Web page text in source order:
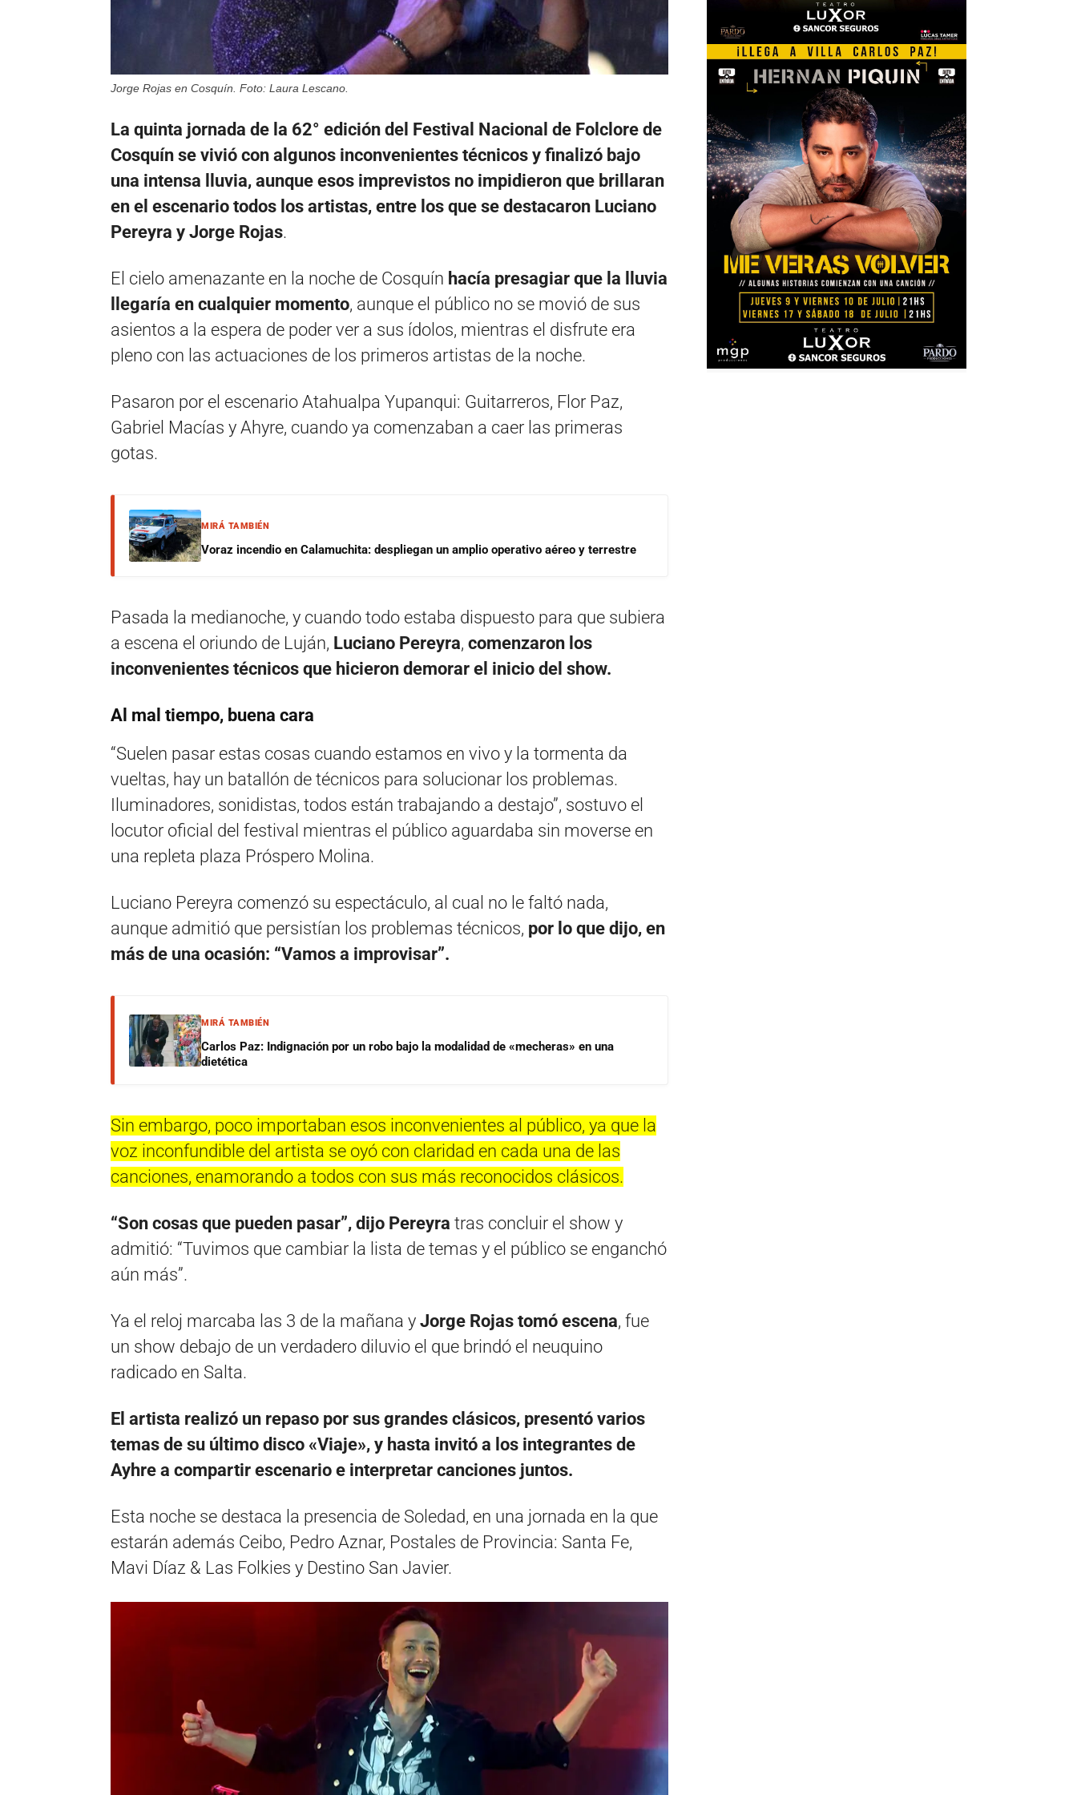
Jorge Rojas en Cosquín. Foto: Laura Lescano.
La quinta jornada de la 62° edición del Festival Nacional de Folclore de
Cosquín se vivió con algunos inconvenientes técnicos y finalizó bajo
una intensa lluvia, aunque esos imprevistos no impidieron que brillaran
en el escenario todos los artistas, entre los que se destacaron Luciano
Pereyra y Jorge Rojas.
El cielo amenazante en la noche de Cosquín hacía presagiar que la lluvia
llegaría en cualquier momento, aunque el público no se movió de sus
asientos a la espera de poder ver a sus ídolos, mientras el disfrute era
pleno con las actuaciones de los primeros artistas de la noche.
Pasaron por el escenario Atahualpa Yupanqui: Guitarreros, Flor Paz,
Gabriel Macías y Ahyre, cuando ya comenzaban a caer las primeras
gotas.
MIRÁ TAMBIÉN
Voraz incendio en Calamuchita: despliegan un amplio operativo aéreo y terrestre
Pasada la medianoche, y cuando todo estaba dispuesto para que subiera
a escena el oriundo de Luján, Luciano Pereyra, comenzaron los
inconvenientes técnicos que hicieron demorar el inicio del show.
Al mal tiempo, buena cara
“Suelen pasar estas cosas cuando estamos en vivo y la tormenta da
vueltas, hay un batallón de técnicos para solucionar los problemas.
Iluminadores, sonidistas, todos están trabajando a destajo”, sostuvo el
locutor oficial del festival mientras el público aguardaba sin moverse en
una repleta plaza Próspero Molina.
Luciano Pereyra comenzó su espectáculo, al cual no le faltó nada,
aunque admitió que persistían los problemas técnicos, por lo que dijo, en
más de una ocasión: “Vamos a improvisar”.
MIRÁ TAMBIÉN
Carlos Paz: Indignación por un robo bajo la modalidad de «mecheras» en una
dietética
Sin embargo, poco importaban esos inconvenientes al público, ya que la
voz inconfundible del artista se oyó con claridad en cada una de las
canciones, enamorando a todos con sus más reconocidos clásicos.
“Son cosas que pueden pasar”, dijo Pereyra tras concluir el show y
admitió: “Tuvimos que cambiar la lista de temas y el público se enganchó
aún más”.
Ya el reloj marcaba las 3 de la mañana y Jorge Rojas tomó escena, fue
un show debajo de un verdadero diluvio el que brindó el neuquino
radicado en Salta.
El artista realizó un repaso por sus grandes clásicos, presentó varios
temas de su último disco «Viaje», y hasta invitó a los integrantes de
Ayhre a compartir escenario e interpretar canciones juntos.
Esta noche se destaca la presencia de Soledad, en una jornada en la que
estarán además Ceibo, Pedro Aznar, Postales de Provincia: Santa Fe,
Mavi Díaz & Las Folkies y Destino San Javier.